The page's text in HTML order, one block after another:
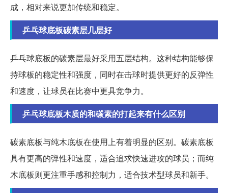
成，相对来说更加传统和稳定。
乒乓球底板碳素层几层好
乒乓球底板的碳素层最好采用五层结构。这种结构能够保
持球板的稳定性和强度，同时在击球时提供更好的反弹性
和速度，让球员在比赛中更具竞争力。
乒乓球底板木质的和碳素的打起来有什么区别
碳素底板与纯木底板在使用上有着明显的区别。碳素底板
具有更高的弹性和速度，适合追求快速进攻的球员；而纯
木底板则更注重手感和控制力，适合技术型球员和新手。